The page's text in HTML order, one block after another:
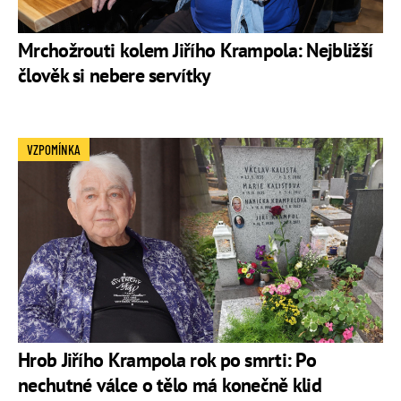
Mrchožrouti kolem Jiřího Krampola: Nejbližší
člověk si nebere servítky
Hrob Jiřího Krampola rok po smrti: Po
nechutné válce o tělo má konečně klid
VZPOMÍNKA